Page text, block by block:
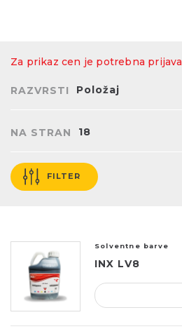
Za prikaz cen je potrebna prijava
RAZVRSTI Položaj
NA STRAN 18
FILTER
Solventne barve
INX LV8